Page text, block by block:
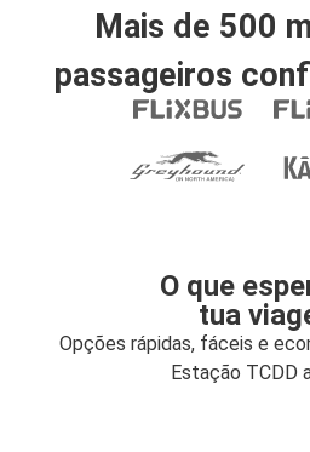
Mais de 500
passageiros
O que
tua
Opções rápidas, fáceis e
Estação TCDD